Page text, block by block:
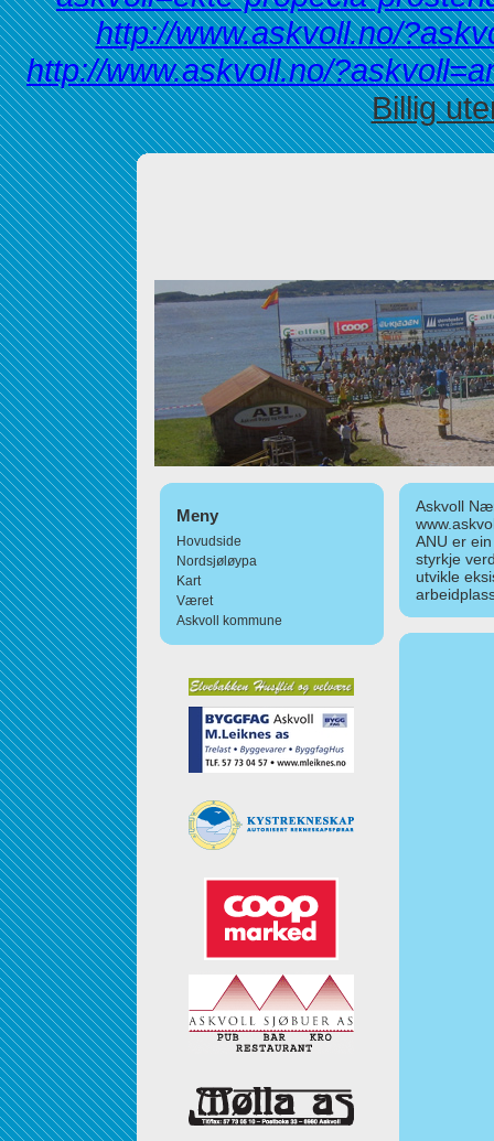
http://www.askvoll.no/
http://www.askvoll.no/
Billig
Meny
Hovudside
Nordsjøløypa
Kart
Været
Askvoll kommune
Askvoll
ANU er
styrkje
utvikle